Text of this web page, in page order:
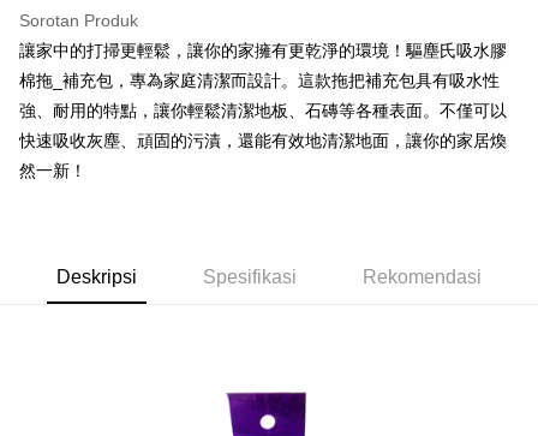
1. Dengan memilih AFTEE sebagai kaedah pembayaran, mesej
pengesahan AFTEE akan muncul.
3. Tiada bayaran diperlukan apabila pesanan disahkan. Produk akan
dihantar ke alamat yang ditetapkan.
4. Setelah pesanan disahkan, anda akan menerima SMS pembayaran
manakala ahli aplikasi akan menerima pemberitahuan tolak aplikasi
AFTEE.
Sila ambil perhatian bahawa tempoh pembayaran adalah 14 hari. Walau
Tempoh pembayaran dikira dari masa kedai meminta pembayaran anda,
Pemindahan ATM
Pilihan Penghantaran
全家取貨付款
NT$60/pesanan | Penghantaran percuma untuk pesanan
NT$599 atau lebih
NT$599 atau lebih
Sorotan Produk
讓家中的打掃更輕鬆，讓你的家擁有更乾淨的環境！驅塵氏吸水膠
棉拖_補充包，專為家庭清潔而設計。這款拖把補充包具有吸水性
強、耐用的特點，讓你輕鬆清潔地板、石磚等各種表面。不僅可以
快速吸收灰塵、頑固的污漬，還能有效地清潔地面，讓你的家居煥
然一新！
Deskripsi Spesifikasi Rekomendasi